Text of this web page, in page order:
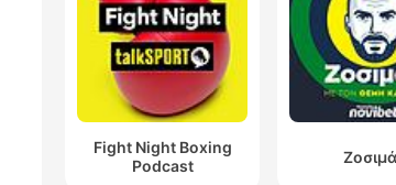
Fight Night Boxing
Podcast